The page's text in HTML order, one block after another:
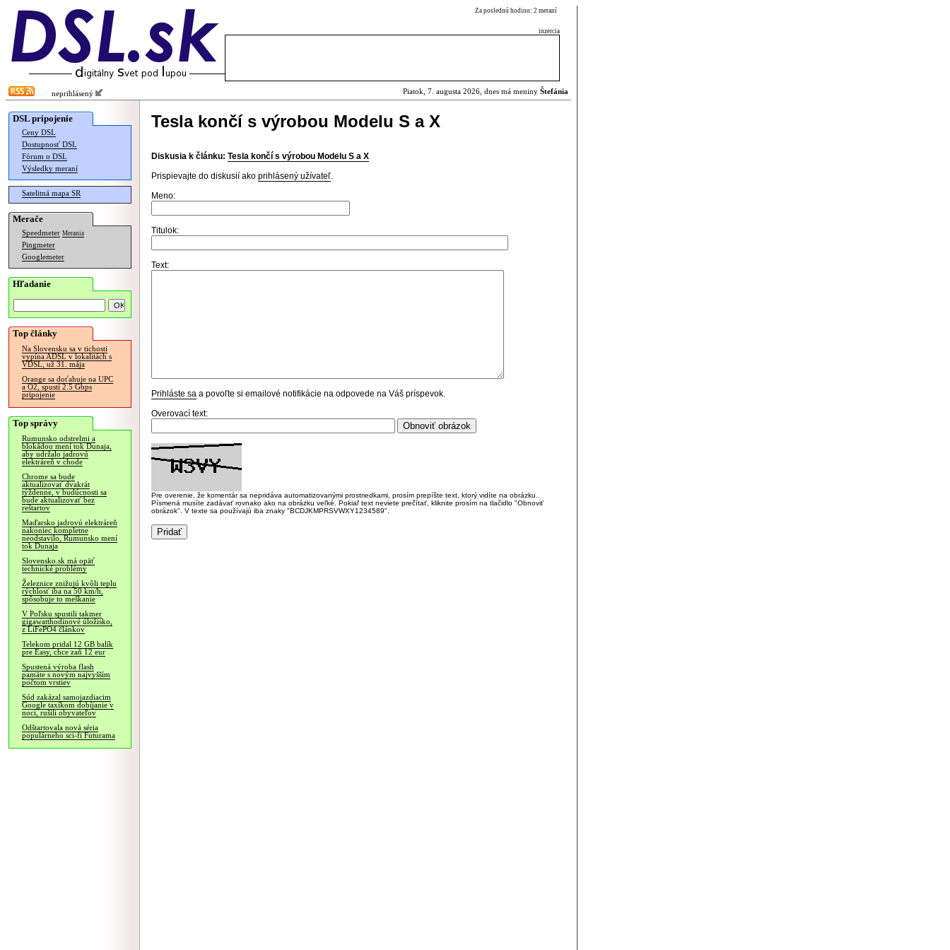
Za poslednú hodinu: 2 meraní
inzercia
neprihlásený Piatok, 7. augusta 2026, dnes má meniny Štefánia
DSL pripojenie
Ceny DSL
Dostupnosť DSL
Fórum o DSL
Výsledky meraní
Satelitná mapa SR
Merače
Speedmeter Merania
Pingmeter
Googlemeter
Hľadanie
Top články
Na Slovensku sa v tichosti
vypína ADSL v lokalitách s
VDSL, už 31. mája
Orange sa doťahuje na UPC
a O2, spustí 2.5 Gbps
pripojenie
Top správy
Rumunsko odstrelmi a
blokádou mení tok Dunaja,
aby udržalo jadrovú
elektráreň v chode
Chrome sa bude
aktualizovať dvakrát
týždenne, v budúcnosti sa
bude aktualizovať bez
reštartov
Maďarsko jadrovú elektráreň
nakoniec kompletne
neodstavilo, Rumunsko mení
tok Dunaja
Slovensko.sk má opäť
technické problémy
Železnice znižujú kvôli teplu
rýchlosť iba na 50 km/h,
spôsobuje to meškanie
V Poľsku spustili takmer
gigawatthodinové úložisko,
z LiFePO4 článkov
Telekom pridal 12 GB balík
pre Easy, chce zaň 12 eur
Spustená výroba flash
pamäte s novým najvyšším
počtom vrstiev
Súd zakázal samojazdiacim
Google taxíkom dobíjanie v
noci, rušili obyvateľov
Odštartovala nová séria
populárneho sci-fi Futurama
Tesla končí s výrobou Modelu S a X
Diskusia k článku: Tesla končí s výrobou Modelu S a X
Prispievajte do diskusií ako prihlásený užívateľ.
Meno:
Titulok:
Text:
Prihláste sa a povoľte si emailové notifikácie na odpovede na Váš príspevok.
Overovací text:
Pre overenie, že komentár sa nepridáva automatizovanými prostriedkami, prosím prepíšte text, ktorý vidíte na obrázku.
Písmená musíte zadávať rovnako ako na obrázku veľké. Pokiaľ text neviete prečítať, kliknite prosím na tlačidlo "Obnoviť
obrázok". V texte sa používajú iba znaky "BCDJKMPRSVWXY1234589".